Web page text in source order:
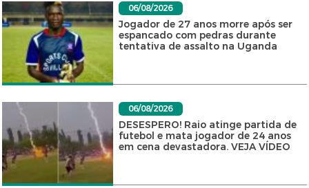
06/08/2026
Jogador de 27 anos morre após ser
espancado com pedras durante
tentativa de assalto na Uganda
06/08/2026
DESESPERO! Raio atinge partida de
futebol e mata jogador de 24 anos
em cena devastadora. VEJA VÍDEO